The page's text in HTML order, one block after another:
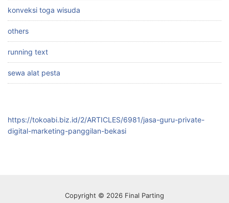
konveksi toga wisuda
others
running text
sewa alat pesta
https://tokoabi.biz.id/2/ARTICLES/6981/jasa-guru-private-
digital-marketing-panggilan-bekasi
Copyright © 2026 Final Parting